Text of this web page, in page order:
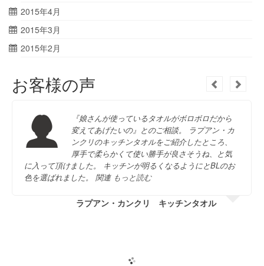
2015年4月
2015年3月
2015年2月
お客様の声
『娘さんが使っているタオルがボロボロだから
変えてあげたいの』とのご相談。 ラプアン・カ
ンクリのキッチンタオルをご紹介したところ、
厚手で柔らかくて使い勝手が良さそうね、と気
に入って頂けました。 キッチンが明るくなるようにとBLのお
色を選ばれました。 関連 もっと読む
ラプアン・カンクリ キッチンタオル